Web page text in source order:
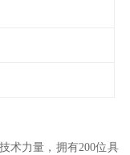
术力量，拥有200位具